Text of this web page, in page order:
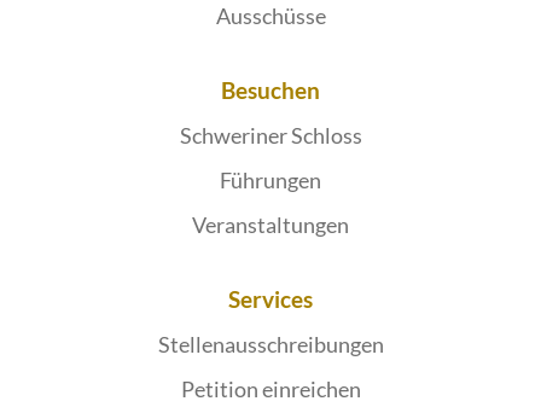
Ausschüsse
Besuchen
Schweriner Schloss
Führungen
Veranstaltungen
Services
Stellenausschreibungen
Petition einreichen